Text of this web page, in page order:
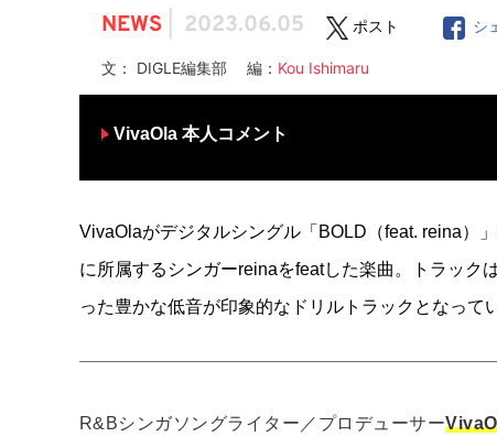
NEWS 2023.06.05 ポスト シ
文： DIGLE編集部 編： Kou Ishimaru
VivaOla 本人コメント
VivaOlaがデジタルシングル「BOLD（feat. reina）
に所属するシンガーreinaをfeatした楽曲。トラック
った豊かな低音が印象的なドリルトラックとなって
R&Bシンガソングライター／プロデューサー